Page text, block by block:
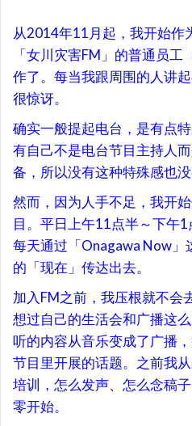
从2014年11月起，我开始作
「女川灾害FM」的普通员
作了。每当我跟周围的人讲
很惊讶。
确实一般提起电台，是有点
有自己不是电台节目主持人
备，所以没有这种特殊感也没
然而，因为人手不足，我开
目。平日上午11点半～下午1
每天通过「Onagawa Now」
的「现在」传达出去。
加入FM之前，我压根就不会
想过自己的生活会和广播这
听的内容从音乐变成了广播
节目里开展的话题。之前我
培训，怎么发声、怎么念稿
零开始。